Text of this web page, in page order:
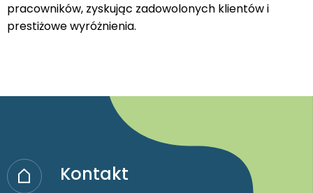
pracowników, zyskując zadowolonych klientów i
prestiżowe wyróżnienia.
Kontakt